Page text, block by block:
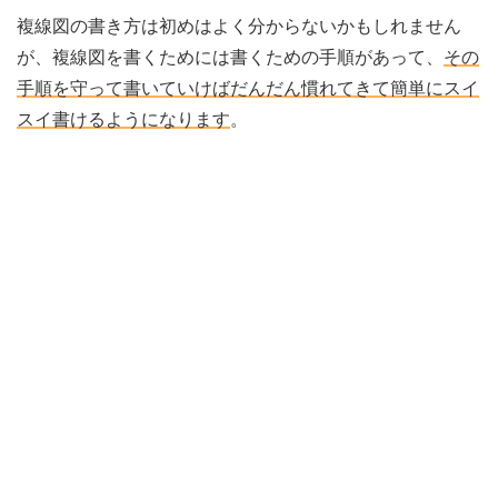
複線図の書き方は初めはよく分からないかもしれません
が、複線図を書くためには書くための手順があって、 その
手順を守って書いていけばだんだん慣れてきて簡単にスイ
スイ書けるようになります。